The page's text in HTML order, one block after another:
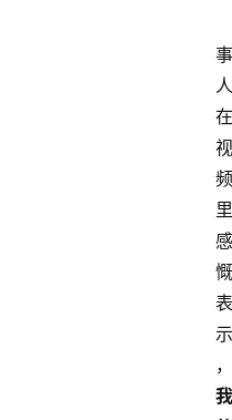
事
人
在
视
频
里
感
慨
表
示
，
我